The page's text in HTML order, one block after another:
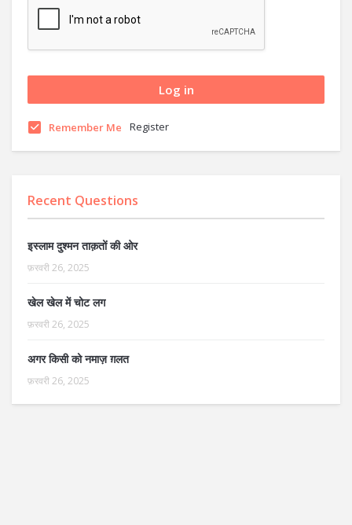
Remember Me Register
Recent Questions
इस्लाम दुश्मन ताक़तों की ओर
फ़रवरी 26, 2025
खेल खेल में चोट लग
फ़रवरी 26, 2025
अगर किसी को नमाज़ ग़लत
फ़रवरी 26, 2025